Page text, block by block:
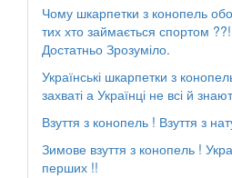
Чому шкарпетки з конопель
тих хто займається спортом
Достатньо Зрозуміло.
Українські шкарпетки з
захваті а Українці не всі й
Взуття з конопель ! Взуття з
Зимове взуття з конопель !
перших !!